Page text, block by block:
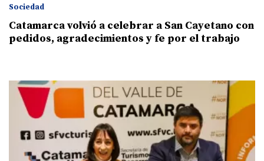
Sociedad
Catamarca volvió a celebrar a San Cayetano con
pedidos, agradecimientos y fe por el trabajo